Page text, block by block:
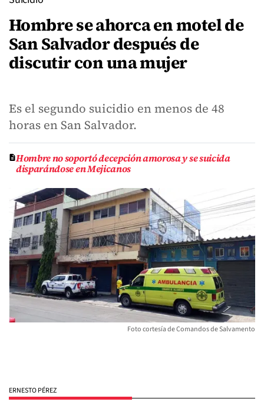
Hombre se ahorca en motel de
San Salvador después de
discutir con una mujer
Es el segundo suicidio en menos de 48
horas en San Salvador.
Hombre no soportó decepción amorosa y se suicida
disparándose en Mejicanos
Foto cortesía de Comandos de Salvamento
ERNESTO PÉREZ